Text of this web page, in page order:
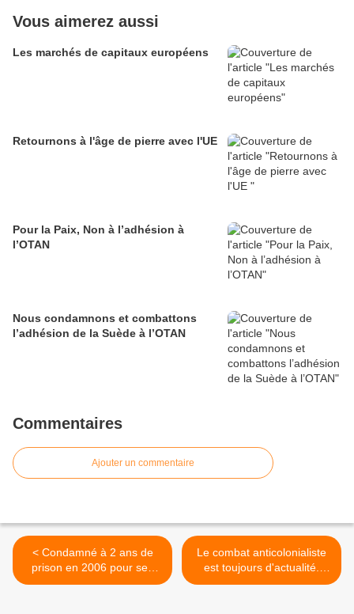
Vous aimerez aussi
Les marchés de capitaux européens
Retournons à l'âge de pierre avec l'UE
Pour la Paix, Non à l’adhésion à
l’OTAN
Nous condamnons et combattons
l’adhésion de la Suède à l’OTAN
Commentaires
Ajouter un commentaire
< Condamné à 2 ans de
prison en 2006 pour ses
opinions politiques, un
Le combat anticolonialiste
est toujours d'actualité.
L'ACCA (Agir contre le